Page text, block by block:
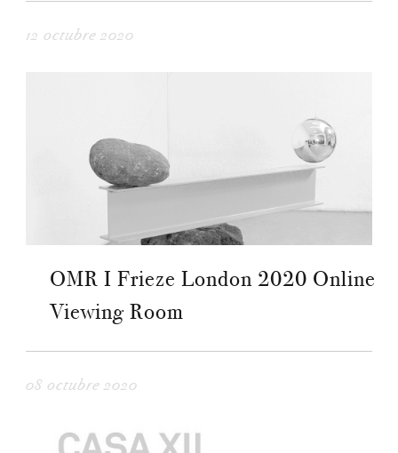
12 octubre 2020
OMR I Frieze London 2020 Online
Viewing Room
08 octubre 2020